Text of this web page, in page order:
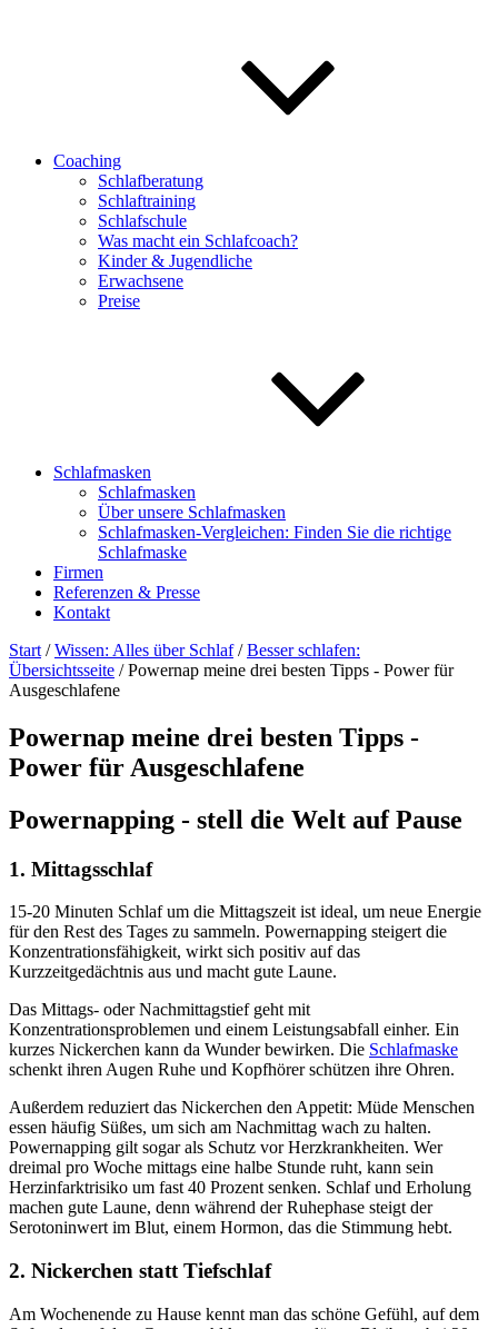
Coaching
Schlafberatung
Schlaftraining
Schlafschule
Was macht ein Schlafcoach?
Kinder & Jugendliche
Erwachsene
Preise
Schlafmasken
Schlafmasken
Über unsere Schlafmasken
Schlafmasken-Vergleichen: Finden Sie die richtige
Schlafmaske
Firmen
Referenzen & Presse
Kontakt
Start /Wissen: Alles über Schlaf/Besser schlafen:
Übersichtsseite / Powernap meine drei besten Tipps - Power für
Ausgeschlafene
Powernap meine drei besten Tipps -
Power für Ausgeschlafene
Powernapping - stell die Welt auf Pause
1. Mittagsschlaf
15-20 Minuten Schlaf um die Mittagszeit ist ideal, um neue Energie
für den Rest des Tages zu sammeln. Powernapping steigert die
Konzentrationsfähigkeit, wirkt sich positiv auf das
Kurzzeitgedächtnis aus und macht gute Laune.
Das Mittags- oder Nachmittagstief geht mit
Konzentrationsproblemen und einem Leistungsabfall einher. Ein
kurzes Nickerchen kann da Wunder bewirken. Die Schlafmaske
schenkt ihren Augen Ruhe und Kopfhörer schützen ihre Ohren.
Außerdem reduziert das Nickerchen den Appetit: Müde Menschen
essen häufig Süßes, um sich am Nachmittag wach zu halten.
Powernapping gilt sogar als Schutz vor Herzkrankheiten. Wer
dreimal pro Woche mittags eine halbe Stunde ruht, kann sein
Herzinfarktrisiko um fast 40 Prozent senken. Schlaf und Erholung
machen gute Laune, denn während der Ruhephase steigt der
Serotoninwert im Blut, einem Hormon, das die Stimmung hebt.
2. Nickerchen statt Tiefschlaf
Am Wochenende zu Hause kennt man das schöne Gefühl, auf dem